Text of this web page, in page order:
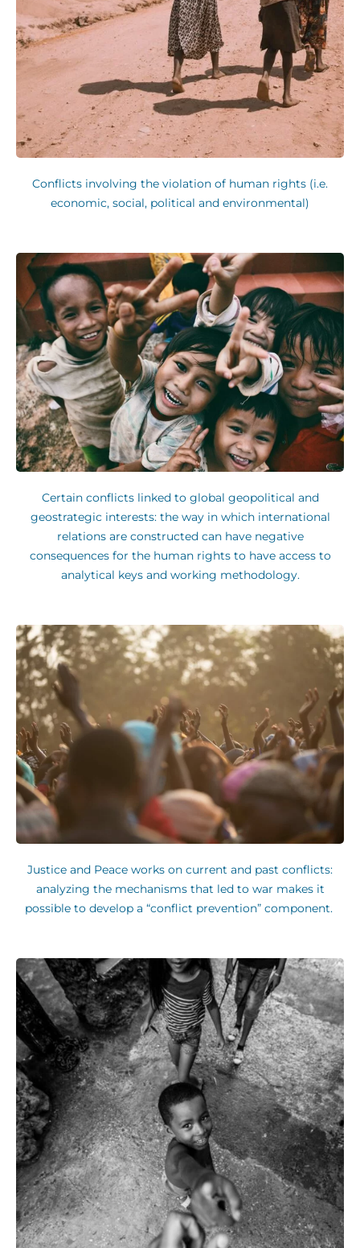
Conflicts involving the violation of human rights (i.e.
economic, social, political and environmental)
Certain conflicts linked to global geopolitical and
geostrategic interests: the way in which international
relations are constructed can have negative
consequences for the human rights to have access to
analytical keys and working methodology.
Justice and Peace works on current and past conflicts:
analyzing the mechanisms that led to war makes it
possible to develop a “conflict prevention” component.